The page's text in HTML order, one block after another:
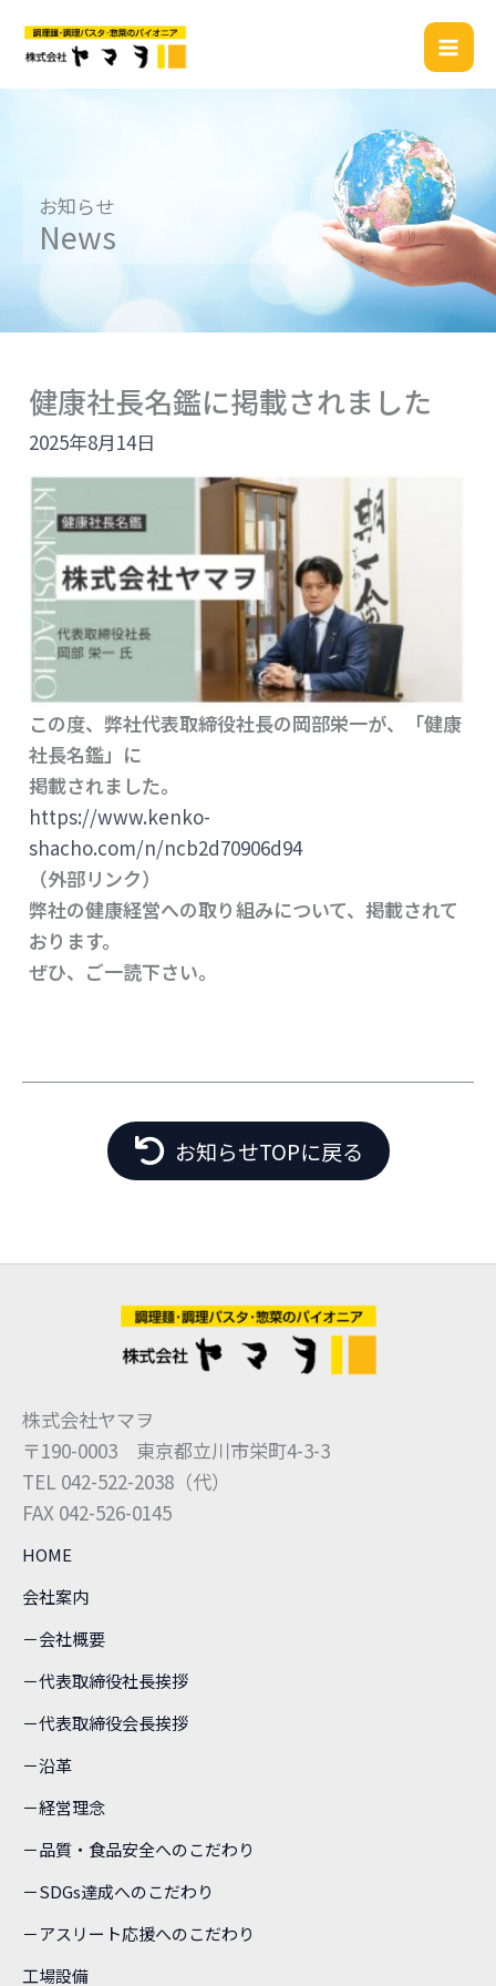
お知らせ
News
健康社長名鑑に掲載されました
2025年8月14日
この度、弊社代表取締役社長の岡部栄一が、「健康
社長名鑑」に
掲載されました。
https://www.kenko-
shacho.com/n/ncb2d70906d94
（外部リンク）
弊社の健康経営への取り組みについて、掲載されて
おります。
ぜひ、ご一読下さい。
お知らせTOPに戻る
株式会社ヤマヲ
〒190-0003 東京都立川市栄町4-3-3
TEL 042-522-2038（代）
FAX 042-526-0145
HOME
会社案内
－会社概要
－代表取締役社長挨拶
－代表取締役会長挨拶
－沿革
－経営理念
－品質・食品安全へのこだわり
－SDGs達成へのこだわり
－アスリート応援へのこだわり
工場設備